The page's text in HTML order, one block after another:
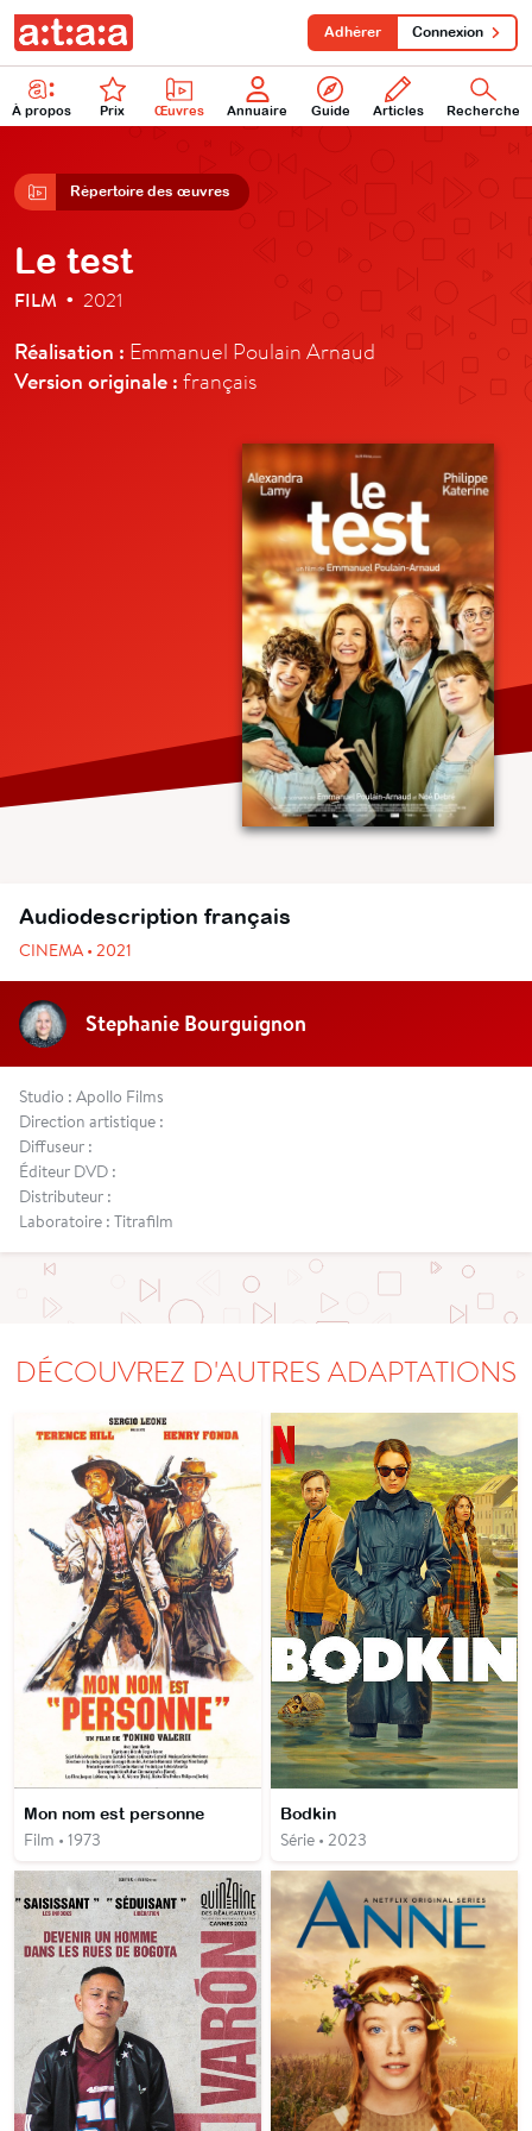
À propos Prix Œuvres Annuaire Guide Articles Recherche
Adhérer Connexion
Répertoire des œuvres
Le test
FILM • 2021
Réalisation : Emmanuel Poulain Arnaud
Version originale : français
Audiodescription français
CINEMA • 2021
Stephanie Bourguignon
Studio : Apollo Films
Direction artistique :
Diffuseur :
Éditeur DVD :
Distributeur :
Laboratoire : Titrafilm
DÉCOUVREZ D'AUTRES ADAPTATIONS
Mon nom est personne
Film • 1973
Bodkin
Série • 2023